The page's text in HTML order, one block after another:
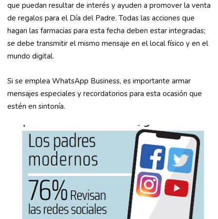
que puedan resultar de interés y ayuden a promover la venta
de regalos para el Día del Padre. Todas las acciones que
hagan las farmacias para esta fecha deben estar integradas;
se debe transmitir el mismo mensaje en el local físico y en el
mundo digital.
Si se emplea WhatsApp Business, es importante armar
mensajes especiales y recordatorios para esta ocasión que
estén en sintonía.